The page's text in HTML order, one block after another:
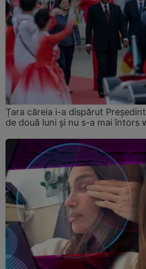
Țara căreia i-a dispărut
de două luni și nu s-a mai întors